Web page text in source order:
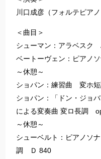
川口成彦（フォルテピアノ
＜曲目＞
シューマン：アラベス
ベートーヴェン：ピア
～休憩～
ショパン：練習曲 変ホ
ショパン：「ドン・ジョ
による変奏曲 変ロ長調
～休憩～
シューベルト：ピアノ
調 Ｄ 840